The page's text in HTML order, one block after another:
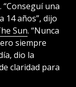
una
14 años”, dijo
Sun. “Nunca
siempre
dio la
claridad para